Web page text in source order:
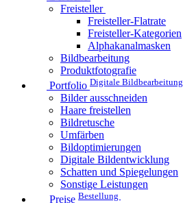
Freisteller
Freisteller-Flatrate
Freisteller-Kategorien
Alphakanalmasken
Bildbearbeitung
Produktfotografie
Portfolio Digitale Bildbearbeitung
Bilder ausschneiden
Haare freistellen
Bildretusche
Umfärben
Bildoptimierungen
Digitale Bildentwicklung
Schatten und Spiegelungen
Sonstige Leistungen
Preise Bestellung